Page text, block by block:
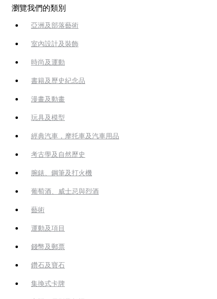
瀏覽我們的類別
亞洲及部落藝術
室內設計及裝飾
時尚及運動
書籍及歷史紀念品
漫畫及動畫
玩具及模型
經典汽車，摩托車及汽車用品
考古學及自然歷史
腕錶、鋼筆及打火機
葡萄酒、威士忌與烈酒
藝術
運動及項目
錢幣及郵票
鑽石及寶石
集換式卡牌